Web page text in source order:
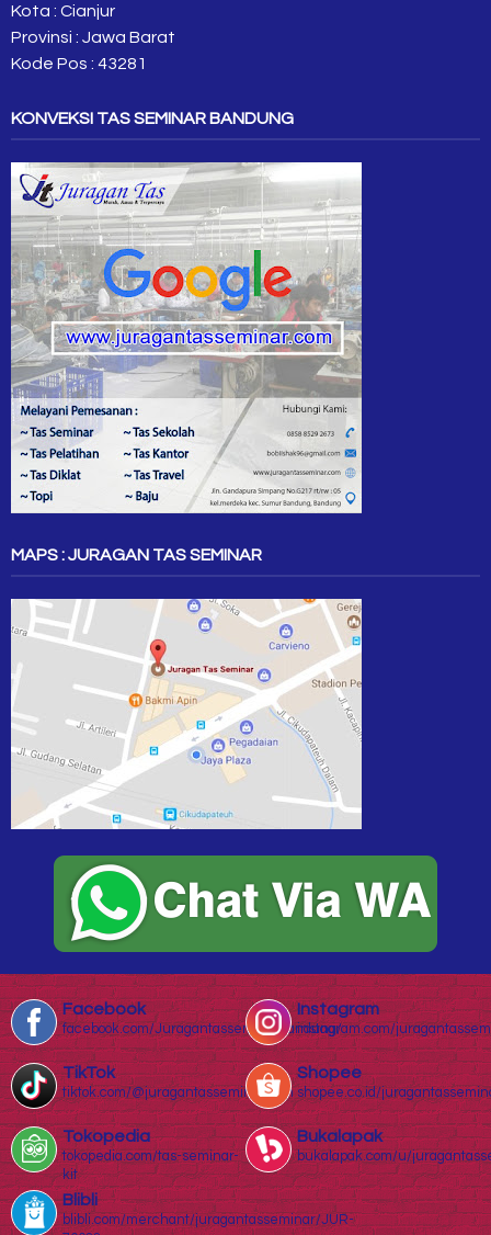
Kota : Cianjur
Provinsi : Jawa Barat
Kode Pos : 43281
KONVEKSI TAS SEMINAR BANDUNG
MAPS : JURAGAN TAS SEMINAR
Facebook
facebook.com/Juragantasseminarbandung/
Instagram
instagram.com/
TikTok
tiktok.com/@juragantasseminar.com
Shopee
shopee.co.id/
Tokopedia
tokopedia.com/tas-seminar-
kit
Bukalapak
bukalapak.com/u/
Blibli
blibli.com/merchant/juragantasseminar/JUR-